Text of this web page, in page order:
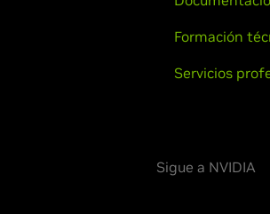
Formación
Servicios
Sigue a NVIDIA